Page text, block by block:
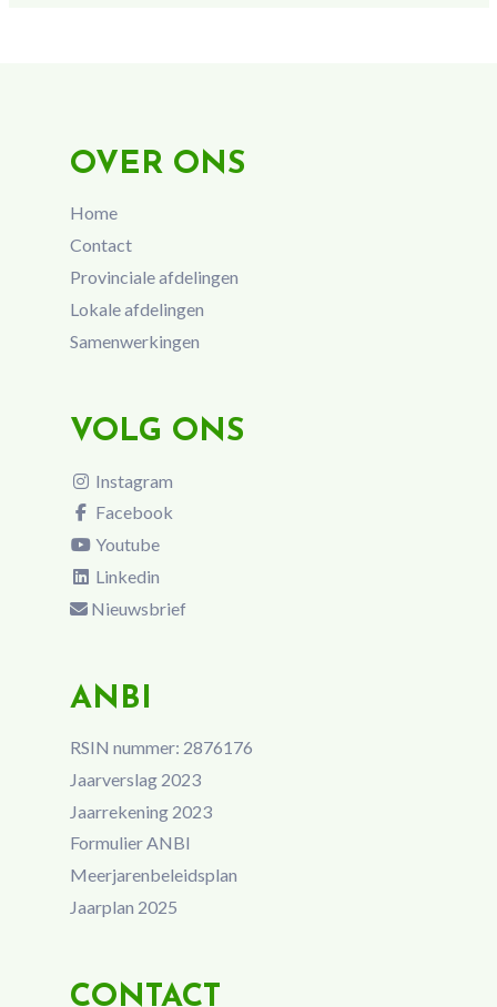
OVER ONS
Home
Contact
Provinciale afdelingen
Lokale afdelingen
Samenwerkingen
VOLG ONS
Instagram
Facebook
Youtube
Linkedin
Nieuwsbrief
ANBI
RSIN nummer: 2876176
Jaarverslag 2023
Jaarrekening 2023
Formulier ANBI
Meerjarenbeleidsplan
Jaarplan 2025
CONTACT